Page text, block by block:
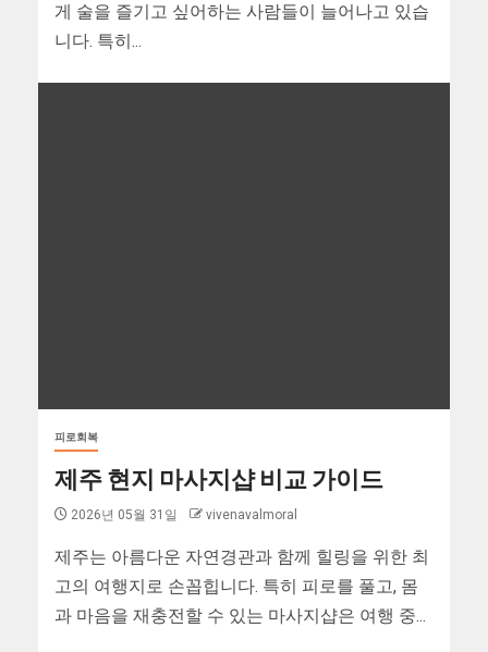
게 술을 즐기고 싶어하는 사람들이 늘어나고 있습
니다. 특히...
피로회복
제주 현지 마사지샵 비교 가이드
2026년 05월 31일 vivenavalmoral
제주는 아름다운 자연경관과 함께 힐링을 위한 최
고의 여행지로 손꼽힙니다. 특히 피로를 풀고, 몸
과 마음을 재충전할 수 있는 마사지샵은 여행 중...